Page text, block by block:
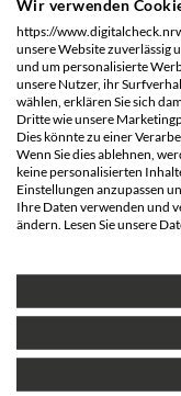
Wir verwenden
https://
unsere Website zuverlässig
und um personalisierte
unsere Nutzer, ihr
wählen, erklären Sie sich
Dritte wie unsere
Dies könnte zu einer
Wenn Sie dies ablehnen,
keine personalisierten
Einstellungen anzupassen
Ihre Daten verwenden und
ändern. Lesen Sie unsere